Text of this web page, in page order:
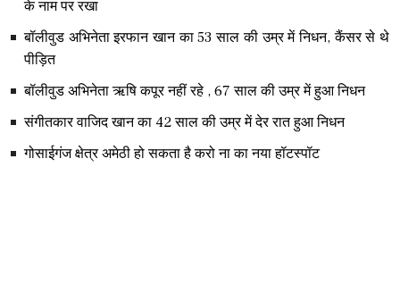
के नाम पर रखा
बॉलीवुड अभिनेता इरफान खान का 53 साल की उम्र में निधन, कैंसर से थे
पीड़ित
बॉलीवुड अभिनेता ऋषि कपूर नहीं रहे , 67 साल की उम्र में हुआ निधन
संगीतकार वाजिद खान का 42 साल की उम्र में देर रात हुआ निधन
गोसाईगंज क्षेत्र अमेठी हो सकता है करो ना का नया हॉटस्पॉट